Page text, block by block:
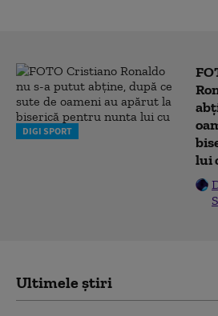
DIGI SPORT
lui
Ultimele știri